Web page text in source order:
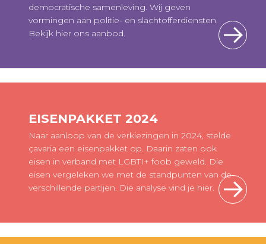
democratische samenleving. Wij geven
vormingen aan politie- en slachtofferdiensten.
Bekijk hier ons aanbod.
EISENPAKKET 2024
Naar aanloop van de verkiezingen in 2024, stelde
çavaria een eisenpakket op. Daarin zaten ook
eisen in verband met LGBTI+ foob geweld. Die
eisen vergeleken we met de standpunten van de
verschillende partijen. Die analyse vind je hier.